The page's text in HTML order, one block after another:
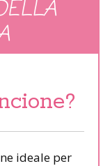
ideale per